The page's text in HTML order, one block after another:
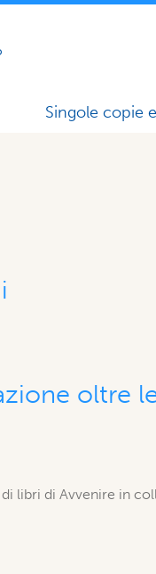
Singole copie
oltre
libri di Avvenire in